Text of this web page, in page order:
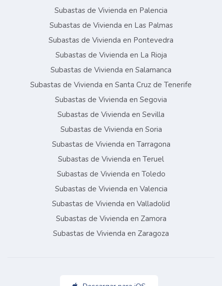
Subastas de Vivienda en Palencia
Subastas de Vivienda en Las Palmas
Subastas de Vivienda en Pontevedra
Subastas de Vivienda en La Rioja
Subastas de Vivienda en Salamanca
Subastas de Vivienda en Santa Cruz de Tenerife
Subastas de Vivienda en Segovia
Subastas de Vivienda en Sevilla
Subastas de Vivienda en Soria
Subastas de Vivienda en Tarragona
Subastas de Vivienda en Teruel
Subastas de Vivienda en Toledo
Subastas de Vivienda en Valencia
Subastas de Vivienda en Valladolid
Subastas de Vivienda en Zamora
Subastas de Vivienda en Zaragoza